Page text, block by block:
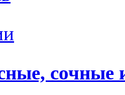
сочные